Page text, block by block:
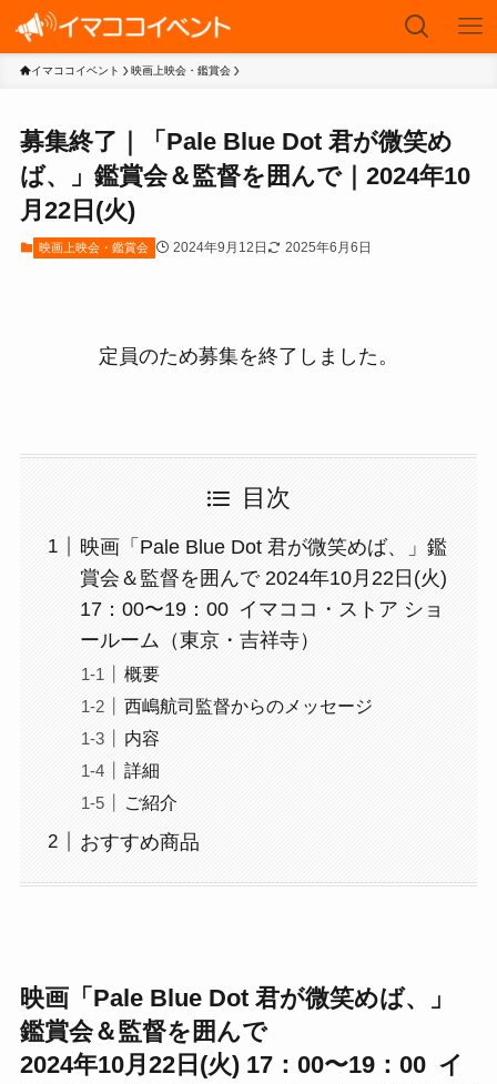
イマココイベント 映画上映会・鑑賞会
募集終了｜「Pale Blue Dot 君が微笑め
ば、」鑑賞会＆監督を囲んで｜2024年10
月22日(火)
映画上映会・鑑賞会 2024年9月12日 2025年6月6日
定員のため募集を終了しました。
目次
映画「Pale Blue Dot 君が微笑めば、」鑑
賞会＆監督を囲んで 2024年10月22日(火)
17：00〜19：00 イマココ・ストア ショ
ールーム（東京・吉祥寺）
概要
西嶋航司監督からのメッセージ
内容
詳細
ご紹介
おすすめ商品
映画「Pale Blue Dot 君が微笑めば、」
鑑賞会＆監督を囲んで
2024年10月22日(火) 17：00〜19：00 イ